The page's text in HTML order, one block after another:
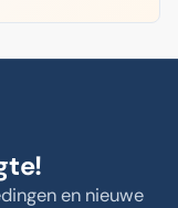
en nieuwe